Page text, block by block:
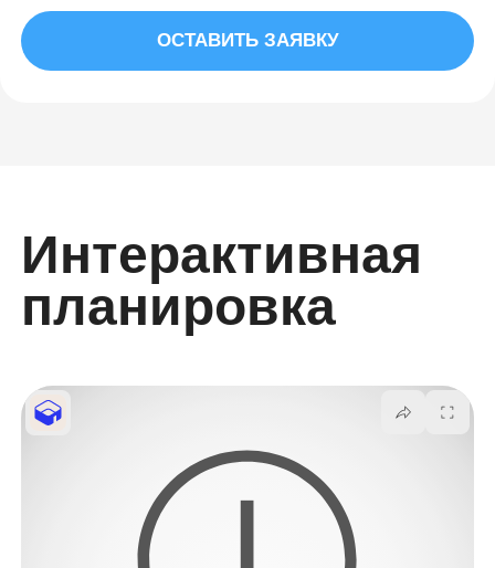
ОСТАВИТЬ ЗАЯВКУ
Интерактивная
планировка